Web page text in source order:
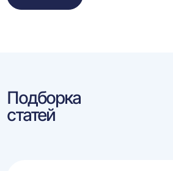
Подборка
статей